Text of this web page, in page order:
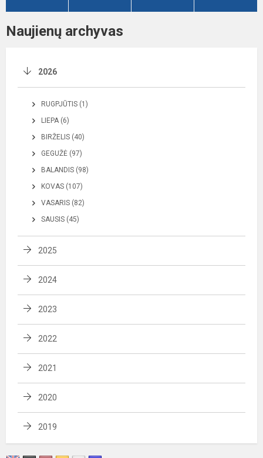
Naujienų archyvas
2026
RUGPJŪTIS (1)
LIEPA (6)
BIRŽELIS (40)
GEGUŽĖ (97)
BALANDIS (98)
KOVAS (107)
VASARIS (82)
SAUSIS (45)
2025
2024
2023
2022
2021
2020
2019